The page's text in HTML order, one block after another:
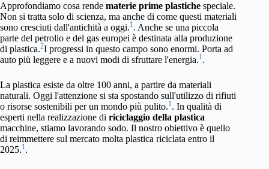
Approfondiamo cosa rende materie prime plastiche speciale.
Non si tratta solo di scienza, ma anche di come questi materiali
sono cresciuti dall'antichità a oggi.1. Anche se una piccola
parte del petrolio e del gas europei è destinata alla produzione
di plastica.2I progressi in questo campo sono enormi. Porta ad
auto più leggere e a nuovi modi di sfruttare l'energia.1.
La plastica esiste da oltre 100 anni, a partire da materiali
naturali. Oggi l'attenzione si sta spostando sull'utilizzo di rifiuti
o risorse sostenibili per un mondo più pulito.1. In qualità di
esperti nella realizzazione di riciclaggio della plastica
macchine, stiamo lavorando sodo. Il nostro obiettivo è quello
di reimmettere sul mercato molta plastica riciclata entro il
2025.1.